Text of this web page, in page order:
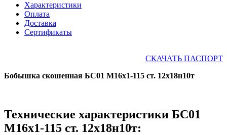
Характеристики
Оплата
Доставка
Сертификаты
СКАЧАТЬ ПАСПОРТ
Бобышка скошенная БС01 М16х1-115 ст. 12х18н10т
Технические характеристики БС01
М16х1-115 ст. 12х18н10т: